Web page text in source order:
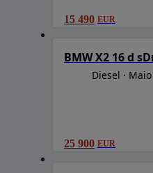
15 490 EUR
BMW X2 16 d
Diesel Maio
25 900 EUR